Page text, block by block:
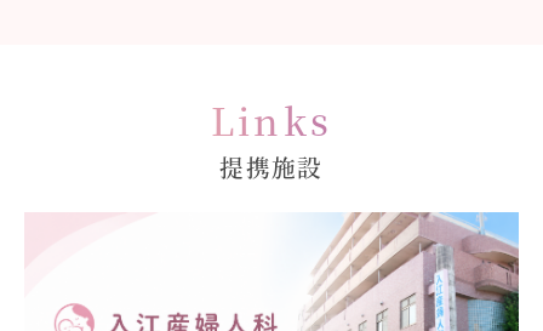
Links
提携施設